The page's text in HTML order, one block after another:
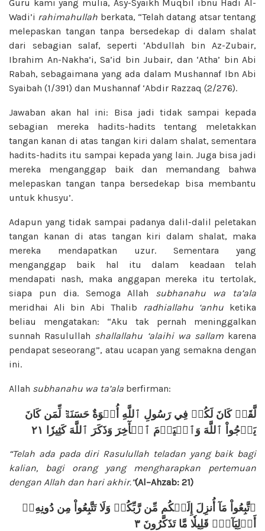
Guru kami yang mulia, Asy-Syaikh Muqbil ibnu Hadi Al-
Wadi’i rahimahullah berkata, “Telah datang atsar tentang
melepaskan tangan tanpa bersedekap di dalam shalat
dari sebagian salaf, seperti ‘Abdullah bin Az-Zubair,
Ibrahim An-Nakha’i, Sa’id bin Jubair, dan ‘Atha’ bin Abi
Rabah, sebagaimana yang ada dalam Mushannaf Ibn Abi
Syaibah (1/391) dan Mushannaf ‘Abdir Razzaq (2/276).
Jawaban akan hal ini: Bisa jadi tidak sampai kepada
sebagian mereka hadits-hadits tentang meletakkan
tangan kanan di atas tangan kiri dalam shalat, sementara
hadits-hadits itu sampai kepada yang lain. Juga bisa jadi
mereka menganggap baik dan memandang bahwa
melepaskan tangan tanpa bersedekap bisa membantu
untuk khusyu’.
Adapun yang tidak sampai padanya dalil-dalil peletakan
tangan kanan di atas tangan kiri dalam shalat, maka
mereka mendapatkan uzur. Sementara yang
menganggap baik hal itu dalam keadaan telah
mendapati nash, maka anggapan mereka itu tertolak,
siapa pun dia. Semoga Allah subhanahu wa ta’ala
meridhai Ali bin Abi Thalib
radhiallahu ‘anhu ketika
beliau mengatakan: “Aku tak pernah meninggalkan
sunnah Rasulullah shallallahu ‘alaihi wa sallamkarena
pendapat seseorang”, atau ucapan yang semakna dengan
ini.
Allah subhanahu wa ta’ala berfirman:
لَّقَدۡ كَانَ لَكُمۡ فِي رَسُولِ ٱللَّهِ أُسۡوَةٌ حَسَنَةٞ لِّمَن كَانَ
يَرۡجُواْ ٱللَّهَ وَٱلۡيَوۡمَ ٱلۡأٓخِرَ وَذَكَرَ ٱللَّهَ كَثِيرٗا ٢١
“Telah ada pada diri Rasulullah teladan yang baik bagi
kalian, bagi orang yang mengharapkan pertemuan
dengan Allah dan hari akhir.”(Al–Ahzab: 21)
ٱتَّبِعُواْ مَآ أُنزِلَ إِلَيۡكُم مِّن رَّبِّكُمۡ وَلَا تَتَّبِعُواْ مِن دُونِهِۦٓ
أَوۡلِيَآءَۗ قَلِيلٗا مَّا تَذَكَّرُونَ ٣